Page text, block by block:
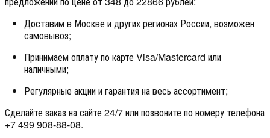
Доставим в Москве и других регионах России, возможен
самовывоз;
Принимаем оплату по карте Visa/Mastercard или
наличными;
Регулярные акции и гарантия на весь ассортимент;
Сделайте заказ на сайте 24/7 или позвоните по номеру телефона
+7 499 908-88-08.